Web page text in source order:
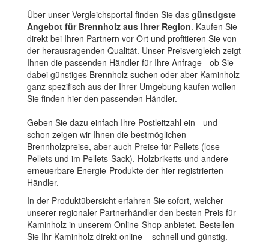
Über unser Vergleichsportal finden Sie das günstigste
Angebot für Brennholz aus Ihrer Region. Kaufen Sie
direkt bei Ihren Partnern vor Ort und profitieren Sie von
der herausragenden Qualität. Unser Preisvergleich zeigt
Ihnen die passenden Händler für Ihre Anfrage - ob Sie
dabei günstiges Brennholz suchen oder aber Kaminholz
ganz spezifisch aus der Ihrer Umgebung kaufen wollen -
Sie finden hier den passenden Händler.
Geben Sie dazu einfach Ihre Postleitzahl ein - und
schon zeigen wir Ihnen die bestmöglichen
Brennholzpreise, aber auch Preise für Pellets (lose
Pellets und im Pellets-Sack), Holzbriketts und andere
erneuerbare Energie-Produkte der hier registrierten
Händler.
In der Produktübersicht erfahren Sie sofort, welcher
unserer regionaler Partnerhändler den besten Preis für
Kaminholz in unserem Online-Shop anbietet. Bestellen
Sie Ihr Kaminholz direkt online – schnell und günstig.